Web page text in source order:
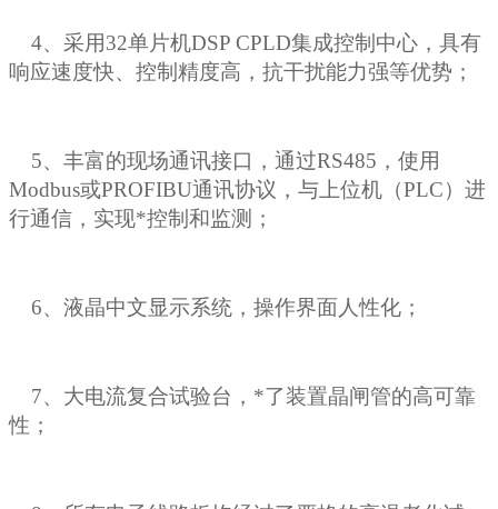
4、采用32单片机DSP CPLD集成控制中心，具有
响应速度快、控制精度高，抗干扰能力强等优势；
5、丰富的现场通讯接口，通过RS485，使用
Modbus或PROFIBU通讯协议，与上位机（PLC）进
行通信，实现*控制和监测；
6、液晶中文显示系统，操作界面人性化；
7、大电流复合试验台，*了装置晶闸管的高可靠
性；